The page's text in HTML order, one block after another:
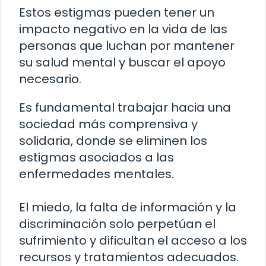
Estos estigmas pueden tener un
impacto negativo en la vida de las
personas que luchan por mantener
su salud mental y buscar el apoyo
necesario.
Es fundamental trabajar hacia una
sociedad más comprensiva y
solidaria, donde se eliminen los
estigmas asociados a las
enfermedades mentales.
El miedo, la falta de información y la
discriminación solo perpetúan el
sufrimiento y dificultan el acceso a los
recursos y tratamientos adecuados.